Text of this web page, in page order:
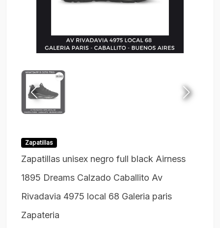
Zapatillas
Zapatillas unisex negro full black Airness
1895 Dreams Calzado Caballito Av
Rivadavia 4975 local 68 Galeria paris
Zapateria